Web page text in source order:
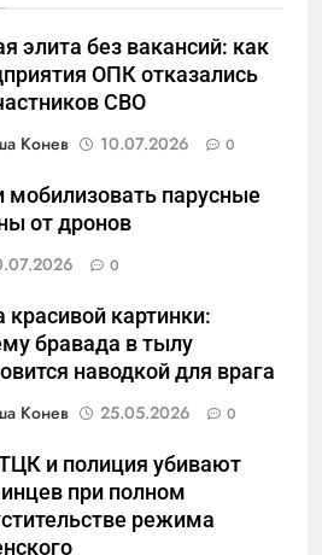
элита без вакансий: как
ОПК отказались
СВО
Конев
10.07.2026 0
парусные
от дронов
0
красивой картинки:
бравада в тылу
наводкой для врага
Конев
25.05.2026 0
и полиция убивают
при полном
режима
происходит в
анклаве:
изымают спирт «для
Отечества»
САНКТ-ПЕТЕРБУРГ И ОБЛАСТЬ
тонный беспилотник»
или очередная показуха? Что
российский ВМФ
ПЕТЕРБУРГ И ОБЛАСТЬ
в Удмуртии:
результат управленческих
и уязвимости
неба: Силовой